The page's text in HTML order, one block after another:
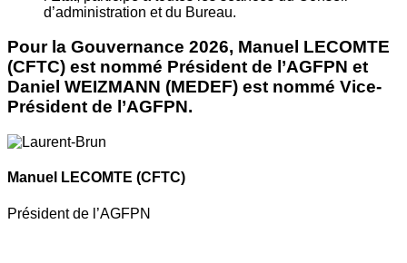
d’administration et du Bureau.
Pour la Gouvernance 2026, Manuel LECOMTE
(CFTC) est nommé Président de l’AGFPN et
Daniel WEIZMANN (MEDEF) est nommé Vice-
Président de l’AGFPN.
Manuel LECOMTE (CFTC)
Président de l’AGFPN